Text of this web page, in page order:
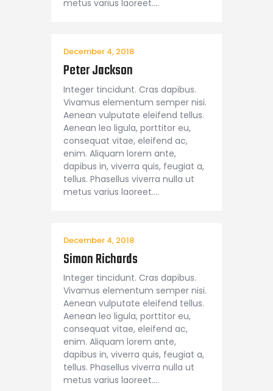
metus varius laoreet.…
December 4, 2018
Peter Jackson
Integer tincidunt. Cras dapibus.
Vivamus elementum semper nisi.
Aenean vulputate eleifend tellus.
Aenean leo ligula, porttitor eu,
consequat vitae, eleifend ac,
enim. Aliquam lorem ante,
dapibus in, viverra quis, feugiat a,
tellus. Phasellus viverra nulla ut
metus varius laoreet.…
December 4, 2018
Simon Richards
Integer tincidunt. Cras dapibus.
Vivamus elementum semper nisi.
Aenean vulputate eleifend tellus.
Aenean leo ligula, porttitor eu,
consequat vitae, eleifend ac,
enim. Aliquam lorem ante,
dapibus in, viverra quis, feugiat a,
tellus. Phasellus viverra nulla ut
metus varius laoreet.…